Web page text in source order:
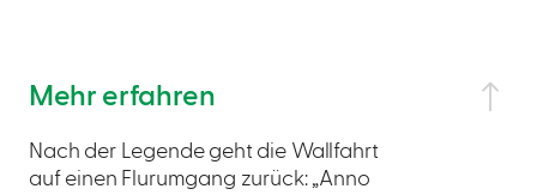
Mehr erfahren
Nach der Legende geht die Wallfahrt
auf einen Flurumgang zurück: „Anno